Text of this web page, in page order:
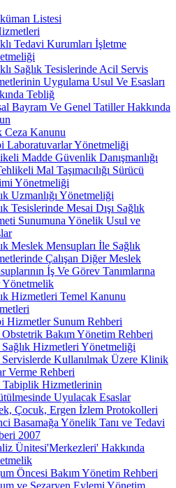
Listesi
Tedavi Kurumları İşletme
Sağlık Tesislerinde Acil Servis
Uygulama Usul Ve Esasları
Tebliğ
Bayram Ve Genel Tatiller Hakkında
Ceza Kanunu
Laboratuvarlar Yönetmeliği
Madde Güvenlik Danışmanlığı
Mal Taşımacılığı Sürücü
Yönetmeliği
Uzmanlığı Yönetmeliği
Tesislerinde Mesai Dışı Sağlık
Sunumuna Yönelik Usul ve
Meslek Mensupları İle Sağlık
Çalışan Diğer Meslek
İş Ve Görev Tanımlarına
Yönetmelik
Hizmetleri Temel Kanunu
Hizmetler Sunum Rehberi
Bakım Yönetim Rehberi
Hizmetleri Yönetmeliği
Kullanılmak Üzere Klinik
Verme Rehberi
Hizmetlerinin
Uyulacak Esaslar
Çocuk, Ergen İzlem Protokolleri
Basamağa Yönelik Tanı ve Tedavi
2007
Ünitesi'Merkezleri' Hakkında
Öncesi Bakım Yönetim Rehberi
ve Sezaryen Eylemi Yönetim